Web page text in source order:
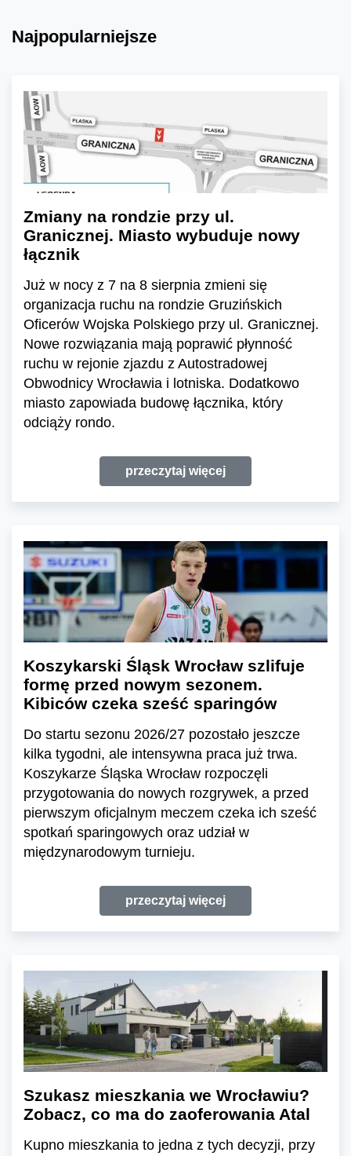
Najpopularniejsze
Zmiany na rondzie przy ul.
Granicznej. Miasto wybuduje nowy
łącznik
Już w nocy z 7 na 8 sierpnia zmieni się
organizacja ruchu na rondzie Gruzińskich
Oficerów Wojska Polskiego przy ul. Granicznej.
Nowe rozwiązania mają poprawić płynność
ruchu w rejonie zjazdu z Autostradowej
Obwodnicy Wrocławia i lotniska. Dodatkowo
miasto zapowiada budowę łącznika, który
odciąży rondo.
przeczytaj więcej
Koszykarski Śląsk Wrocław szlifuje
formę przed nowym sezonem.
Kibiców czeka sześć sparingów
Do startu sezonu 2026/27 pozostało jeszcze
kilka tygodni, ale intensywna praca już trwa.
Koszykarze Śląska Wrocław rozpoczęli
przygotowania do nowych rozgrywek, a przed
pierwszym oficjalnym meczem czeka ich sześć
spotkań sparingowych oraz udział w
międzynarodowym turnieju.
przeczytaj więcej
Szukasz mieszkania we Wrocławiu?
Zobacz, co ma do zaoferowania Atal
Kupno mieszkania to jedna z tych decyzji, przy